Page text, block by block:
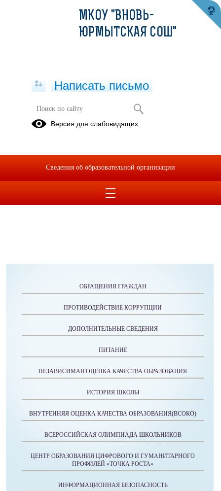
Реализация ООП ДО для детей с
ОВЗ
Дети с ограниченными возможностями здоровья и инвалиды в
Директор Н.П.Мурашкина
ОБРАЩЕНИЯ ГРАЖДАН
ПРОТИВОДЕЙСТВИЕ КОРРУПЦИИ
ДОПОЛНИТЕЛЬНЫЕ СВЕДЕНИЯ
ПИТАНИЕ
НЕЗАВИСИМАЯ ОЦЕНКА КАЧЕСТВА ОБРАЗОВАНИЯ
ИСТОРИЯ ШКОЛЫ
ВНУТРЕННЯЯ ОЦЕНКА КАЧЕСТВА ОБРАЗОВАНИЯ(ВСОКО)
ВСЕРОССИЙСКАЯ ОЛИМПИАДА ШКОЛЬНИКОВ
ЦЕНТР ОБРАЗОВАНИЯ ЦИФРОВОГО И ГУМАНИТАРНОГО
ПРОФИЛЕЙ «ТОЧКА РОСТА»
ИНФОРМАЦИОННАЯ БЕЗОПАСНОСТЬ
МКОУ "ВНОВЬ-
ЮРМЫТСКАЯ СОШ"
Написать письмо
Версия для слабовидящих
Сведения об образовательной организации